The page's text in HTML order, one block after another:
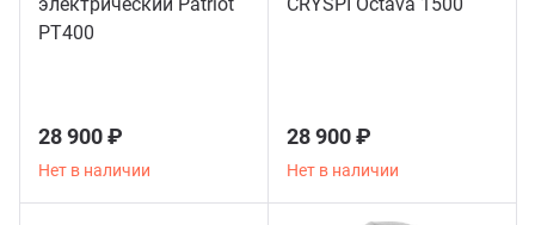
РТ400
28 900 ₽
Нет в наличии
28 900 ₽
Нет в наличии